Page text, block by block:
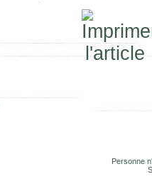
Personne